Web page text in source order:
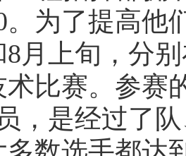
。为了提高他
8月上旬，分
术比赛。参赛
，是经过了